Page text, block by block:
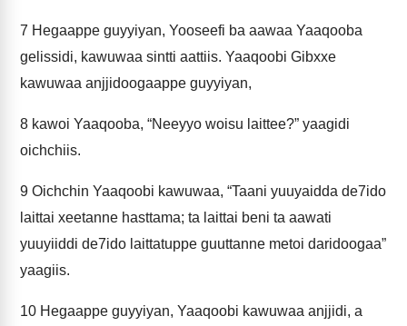
7 Hegaappe guyyiyan, Yooseefi ba aawaa Yaaqooba
gelissidi, kawuwaa sintti aattiis. Yaaqoobi Gibxxe
kawuwaa anjjidoogaappe guyyiyan,
8 kawoi Yaaqooba, “Neeyyo woisu laittee?” yaagidi
oichchiis.
9 Oichchin Yaaqoobi kawuwaa, “Taani yuuyaidda de7ido
laittai xeetanne hasttama; ta laittai beni ta aawati
yuuyiiddi de7ido laittatuppe guuttanne metoi daridoogaa”
yaagiis.
10 Hegaappe guyyiyan, Yaaqoobi kawuwaa anjjidi, a